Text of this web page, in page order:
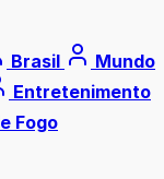
Brasil
Mundo
Entretenimento
Fogo